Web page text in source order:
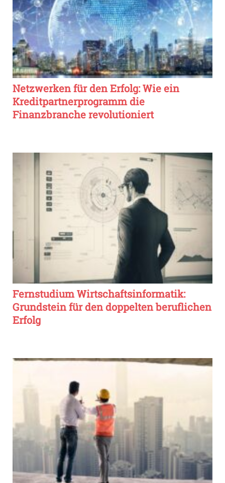
Netzwerken für den Erfolg: Wie ein
Kreditpartnerprogramm die
Finanzbranche revolutioniert
Fernstudium Wirtschaftsinformatik:
Grundstein für den doppelten beruflichen
Erfolg